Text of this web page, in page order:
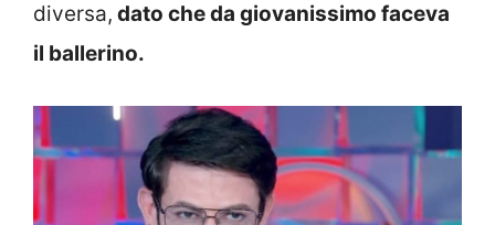
diversa, dato che da giovanissimo faceva
il ballerino.